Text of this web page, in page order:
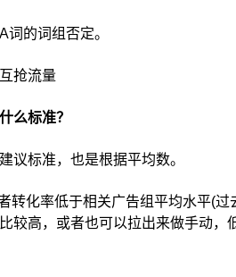
的词组否定。
抢流量
么标准？
议标准，也是根据平均数。
转化率低于相关广告组平均水平(
较高，或者也可以拉出来做手动，